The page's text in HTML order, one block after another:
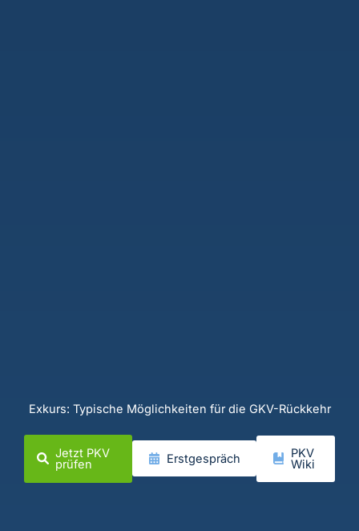
Exkurs: Typische Möglichkeiten für die GKV-Rückkehr
Jetzt PKV
prüfen Erstgespräch PKV
Wiki